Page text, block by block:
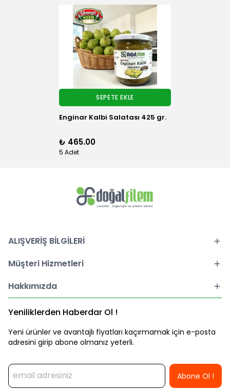
SEPETE EKLE
Enginar Kalbi Salatası 425 gr.
₺ 465.00
5 Adet
ALIŞVERİŞ BİLGİLERİ
Müşteri Hizmetleri
Hakkımızda
Yeniliklerden Haberdar Ol !
Yeni ürünler ve avantajlı fiyatları kaçırmamak için e-posta
adresini girip abone olmanız yeterli.
Abone Ol !